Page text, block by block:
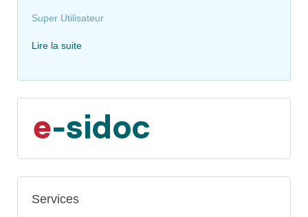
Super Utilisateur
Lire la suite
Services